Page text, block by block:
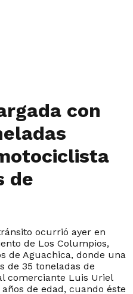
con
de
ocurrió ayer en
de Los Columpios,
de Aguachica, donde una
de 35 toneladas de
comerciante Luis Uriel
de edad, cuando éste